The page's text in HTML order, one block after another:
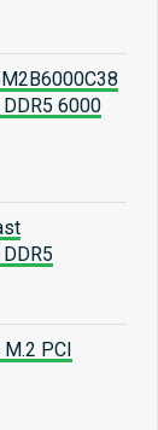
6000
PCI